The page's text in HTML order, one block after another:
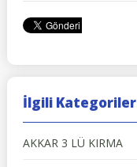
İlgili Kategoriler
AKKAR 3 LÜ KIRMA